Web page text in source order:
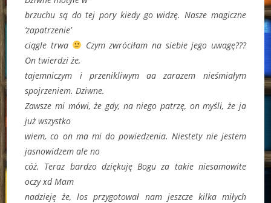
brzuchu są do tej pory kiedy go widzę. Nasze magiczne
‘zapatrzenie’
ciągle trwa
Czym zwróciłam na siebie jego uwagę???
On twierdzi że,
tajemniczym i przenikliwym aa zarazem nieśmiałym
spojrzeniem. Dziwne.
Zawsze mi mówi, że gdy, na niego patrzę, on myśli, że ja
już wszystko
wiem, co on ma mi do powiedzenia. Niestety nie jestem
jasnowidzem ale no
cóż. Teraz bardzo dziękuję Bogu za takie niesamowite
oczy xd Mam
nadzieję że, los przygotował nam jeszcze kilka miłych